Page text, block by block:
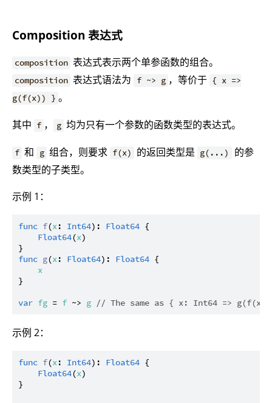
Composition 表达式
composition 表达式表示两个单参函数的组合。
composition 表达式语法为 f ~> g ，等价于 { x =>
g(f(x)) } 。
其中 f ， g 均为只有一个参数的函数类型的表达式。
f 和 g 组合，则要求 f(x) 的返回类型是 g(...)
的参
数类型的子类型。
示例 1：
func f(x: Int64): Float64 {
Float64(x)
func g(x: Float64): Float64 {
x
}
var fg = f ~> g // The same as { x: Int64 =>
示例 2：
func f(x: Int64): Float64 {
Float64(x)
}